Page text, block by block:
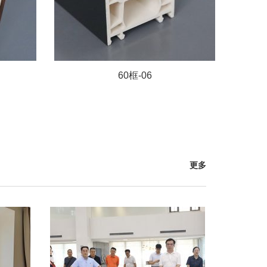
60框-06
更多